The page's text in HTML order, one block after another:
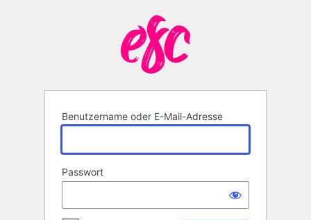
Benutzername oder E-Mail-Adresse
Passwort